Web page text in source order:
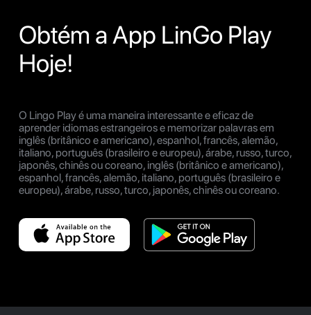
Obtém a App LinGo Play
Hoje!
O Lingo Play é uma maneira interessante e eficaz de
aprender idiomas estrangeiros e memorizar palavras em
inglês (britânico e americano), espanhol, francês, alemão,
italiano, português (brasileiro e europeu), árabe, russo, turco,
japonês, chinês ou coreano, inglês (britânico e americano),
espanhol, francês, alemão, italiano, português (brasileiro e
europeu), árabe, russo, turco, japonês, chinês ou coreano.